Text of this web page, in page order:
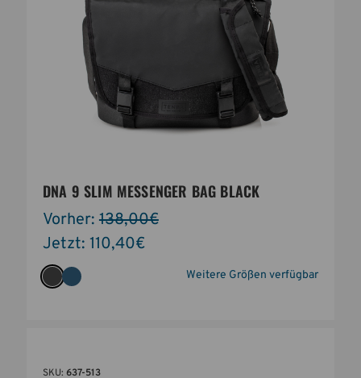
DNA 9 SLIM MESSENGER BAG BLACK
Vorher: 138,00€
Jetzt: 110,40€
Weitere Größen verfügbar
SKU: 637-513